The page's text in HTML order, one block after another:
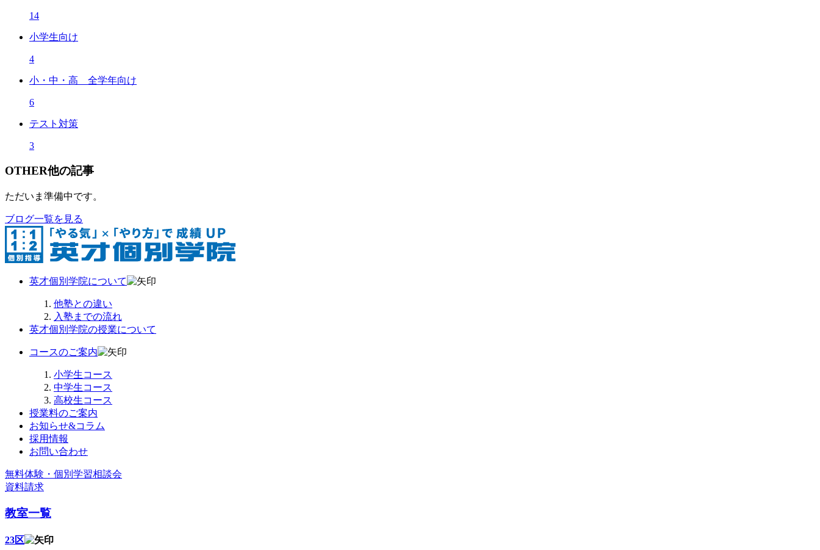
14
小学生向け
4
小・中・高 全学年向け
6
テスト対策
3
OTHER他の記事
ただいま準備中です。
ブログ一覧を見る
英才個別学院について
他塾との違い
入塾までの流れ
英才個別学院の授業について
コースのご案内
小学生コース
中学生コース
高校生コース
授業料のご案内
お知らせ&コラム
採用情報
お問い合わせ
無料体験・個別学習相談会
資料請求
教室一覧
23区